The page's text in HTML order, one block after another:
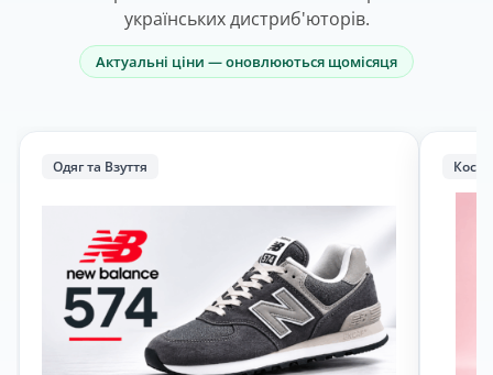
Фото вхідної посилки
Зважування вхідної посилки
Зберігання речей до 45 днів
Страхування посилки на суму $60
Пакувальні матеріали
Автоматичне виставлення інвойсів
Оплата інвойса в кабінеті
українських дистриб'юторів.
Актуальні ціни — оновлюються щомісяця
Одяг та Взуття